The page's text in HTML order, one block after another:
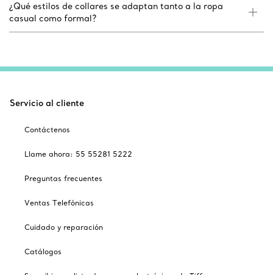
¿Qué estilos de collares se adaptan tanto a la ropa
casual como formal?
Servicio al cliente
Contáctenos
Llame ahora: 55 55281 5222
Preguntas frecuentes
Ventas Telefónicas
Cuidado y reparación
Catálogos